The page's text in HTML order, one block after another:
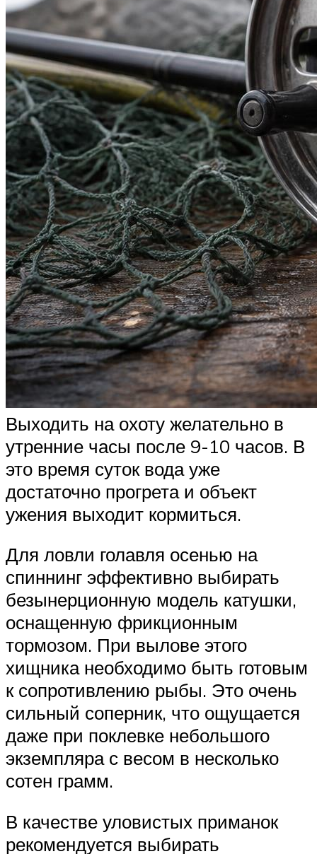
Выходить на охоту желательно в
утренние часы после 9-10 часов. В
это время суток вода уже
достаточно прогрета и объект
ужения выходит кормиться.
Для ловли голавля осенью на
спиннинг эффективно выбирать
безынерционную модель катушки,
оснащенную фрикционным
тормозом. При вылове этого
хищника необходимо быть готовым
к сопротивлению рыбы. Это очень
сильный соперник, что ощущается
даже при поклевке небольшого
экземпляра с весом в несколько
сотен грамм.
В качестве уловистых приманок
рекомендуется выбирать